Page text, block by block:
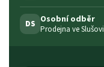
DS Osobní odběr
Prodejna ve